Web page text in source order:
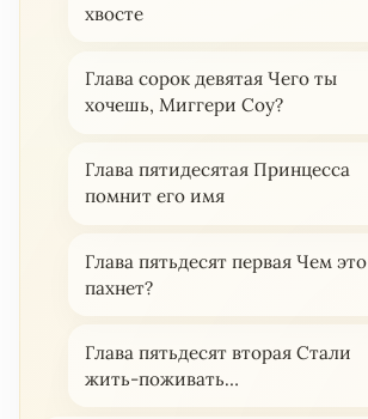
хвосте
Глава сорок девятая Чего ты
хочешь, Миггери Соу?
Глава пятидесятая Принцесса
помнит его имя
Глава пятьдесят первая Чем это
пахнет?
Глава пятьдесят вторая Стали
жить-поживать…